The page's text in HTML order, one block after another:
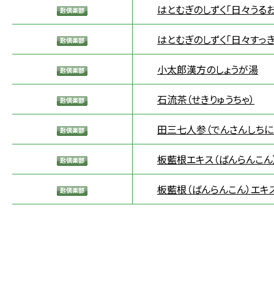
はとむぎのしずく「日々うる
はとむぎのしずく「日々すっ
小太郎漢方のしょうが湯
石流茶（せきりゅうちゃ）
田三七人参（でんさんしちに
板藍根エキス（ばんらんこん
板藍根（ばんらんこん）エキ